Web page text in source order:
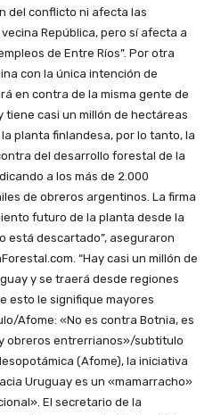
del conflicto ni afecta las
República, pero sí afecta a
de Entre Ríos”. Por otra
con la única intención de
en contra de la misma gente de
tiene casi un millón de hectáreas
planta finlandesa, por lo tanto, la
del desarrollo forestal de la
a los más de 2.000
de obreros argentinos. La firma
futuro de la planta desde la
está descartado”, aseguraron
“Hay casi un millón de
y se traerá desde regiones
esto le signifique mayores
Afome: «No es contra Botnia, es
obreros entrerrianos»/subtitulo
(Afome), la iniciativa
Uruguay es un «mamarracho»
El secretario de la